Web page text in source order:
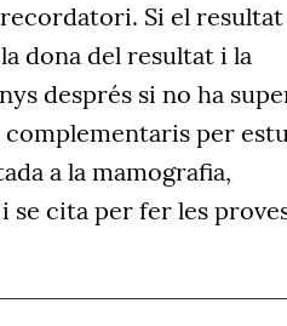
Si el resultat
dona del resultat i la
després si no ha
complementaris per
a la mamografia,
se cita per fer les